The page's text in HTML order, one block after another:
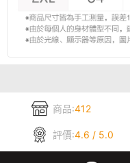
商品:412
評價:4.6 / 5.0